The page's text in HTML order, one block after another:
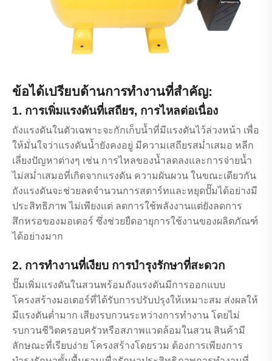
ข้อได้เปรียบด้านการทำงานที่สำคัญ:
1. การเพิ่มแรงดันที่เสถียร, การไหลต่อเนื่อง
ถังแรงดันในตัวเฉพาะจะกักเก็บน้ำที่มีแรงดันไว้ล่วงหน้า เพื่อ
ให้มั่นใจว่าแรงดันน้ำยังคงอยู่ มีความเสถียรสม่ำเสมอ หลีก
เลี่ยงปัญหาต่างๆ เช่น การไหลของน้ำลดลงและการจ่ายน้ำ
ไม่สม่ำเสมอที่เกิดจากแรงดัน ความผันผวน ในขณะเดียวกัน
ถังแรงดันจะช่วยลดจำนวนการสตาร์ทและหยุดปั๊มได้อย่างมี
ประสิทธิภาพ ไม่เพียงแต่ ลดการใช้พลังงานแต่ยังลดการ
สึกหรอของมอเตอร์ ซึ่งช่วยยืดอายุการใช้งานของผลิตภัณฑ์
ได้อย่างมาก
2. การทำงานที่เงียบ การบำรุงรักษาที่สะดวก
ปั๊มเพิ่มแรงดันในสวนพร้อมถังแรงดันมีการออกแบบ
โครงสร้างมอเตอร์ที่ได้รับการปรับปรุงให้เหมาะสม ส่งผลให้
มีแรงดันต่ำมาก เสียงรบกวนระหว่างการทำงาน โดยไม่
รบกวนชีวิตครอบครัวหรือสภาพแวดล้อมในสวน สินค้ามี
ลักษณะที่เรียบง่าย โครงสร้างโดยรวม ต้องการเพียงการ